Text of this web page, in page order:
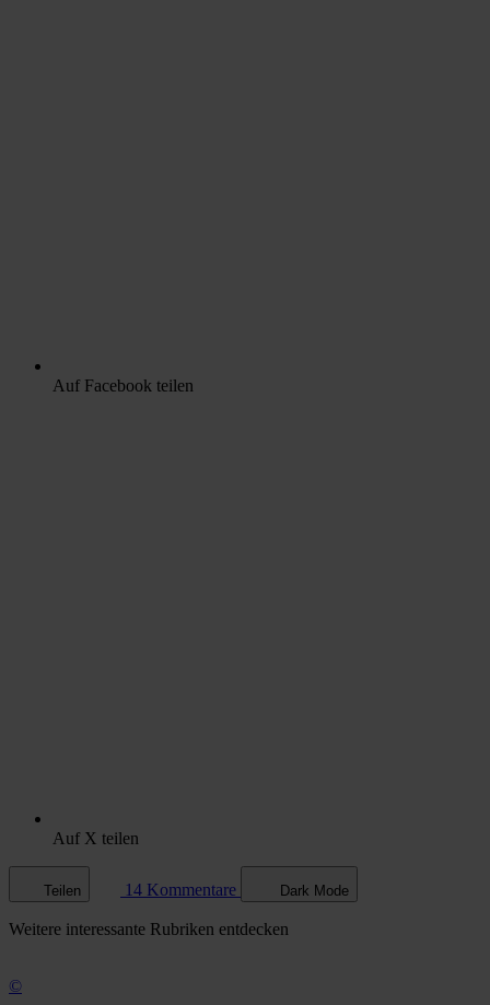
Auf Facebook teilen
Auf X teilen
Teilen 14 Kommentare Dark Mode
Weitere interessante Rubriken entdecken
©